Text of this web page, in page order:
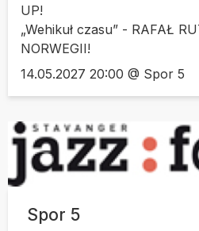
UP!
„Wehikuł czasu” - RAFAŁ
NORWEGII!
14.05.2027 20:00 @ Spor 5
Spor 5